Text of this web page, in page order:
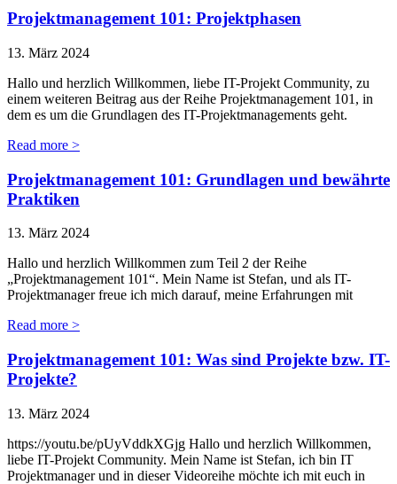
Projektmanagement 101: Projektphasen
13. März 2024
Hallo und herzlich Willkommen, liebe IT-Projekt Community, zu
einem weiteren Beitrag aus der Reihe Projektmanagement 101, in
dem es um die Grundlagen des IT-Projektmanagements geht.
Read more >
Projektmanagement 101: Grundlagen und bewährte
Praktiken
13. März 2024
Hallo und herzlich Willkommen zum Teil 2 der Reihe
„Projektmanagement 101“. Mein Name ist Stefan, und als IT-
Projektmanager freue ich mich darauf, meine Erfahrungen mit
Read more >
Projektmanagement 101: Was sind Projekte bzw. IT-
Projekte?
13. März 2024
https://youtu.be/pUyVddkXGjg Hallo und herzlich Willkommen,
liebe IT-Projekt Community. Mein Name ist Stefan, ich bin IT
Projektmanager und in dieser Videoreihe möchte ich mit euch in